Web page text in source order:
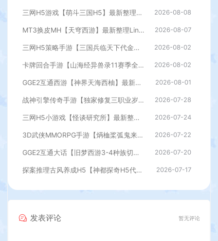
三网H5游戏【萌斗三国H5】最新整理WIN系服务端+GM后台+详细搭建教程 2026-08-08
MT3换皮MH【天穹西游】最新整理Linux手工服务端+安卓苹果双端+GM后台+详细搭建教程+全套源码+视频教程 2026-08-07
三网H5策略手游【三国兵临天下代金券内购七合修复版】最新整理单机一键即玩镜像端+Linux手工服务端+管理后台+GM授权后台+简易安卓客户端+详细搭建教程+视频教程 2026-08-02
卡牌回合手游【山海经异兽录11赛季全人物代金券内购版】最新整理WIN系服务端+授权GM后台+管理后台+热更修改工具+安卓+详细搭建教程 2026-08-02
GGE2互通西游【神界天海西柚】最新整理Win系服务端+安卓苹果PC三端+内置GM工具+全套源码+详细搭建教程 2026-08-01
战神引擎传奇手游【独家修复三职业岁月无限刀-白猪3.0】最新整理Win系特色服务端+安卓苹果双端+GM授权后台+详细搭建教程 2026-07-28
三网H5小游戏【怪谈研究所】最新整理WIN系服务端+Linux手工服务端+详细搭建教程 2026-07-24
3D武侠MMORPG手游【焫桖桨弧鬼来7职业精修代金券内购版】最新整Linux手工服务端+安卓苹果双端+CDK授权后台+详细搭建教程 2026-07-22
GGE2互通大话【旧梦西游3-4种族切换】最新整理Win系服务端+安卓PC互通客户端+内置GM工具+全套源码+详细搭建教程 2026-07-20
探案推理古风养成H5【神都探奇H5代金券内购版】最新整理单机一键即玩镜像端+Linux手工服务端+CDK授权后台+详细搭建教程 2026-07-17
发表评论 暂无评论